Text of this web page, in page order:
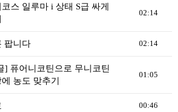
코스 일루마 i 상태 S급 싸게
02:14
팝니다 02:14
] 퓨어니코틴으로 무니코틴
에 농도 맞추기
01:05
00:46